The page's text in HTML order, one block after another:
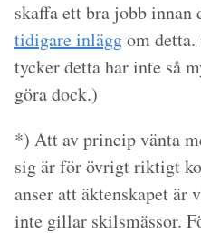
skaffa ett bra jobb innan
tidigare inläggom
tycker detta har inte så
göra dock.)
*) Att av princip vänta
sig är för övrigt riktigt
anser att äktenskapet
inte gillar skilsmässor.